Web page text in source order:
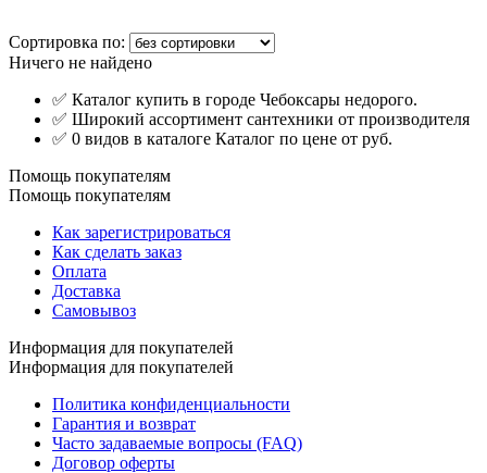
Сортировка по:
Ничего не найдено
✅ Каталог купить в городе Чебоксары недорого.
✅ Широкий ассортимент сантехники от производителя
✅ 0 видов в каталоге Каталог по цене от руб.
Помощь покупателям
Помощь покупателям
Как зарегистрироваться
Как сделать заказ
Оплата
Доставка
Самовывоз
Информация для покупателей
Информация для покупателей
Политика конфиденциальности
Гарантия и возврат
Часто задаваемые вопросы (FAQ)
Договор оферты